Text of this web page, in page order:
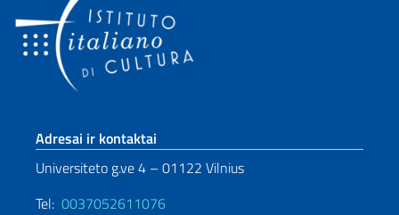
Sezione footer
Adresai ir kontaktai
Universiteto g.ve 4 – 01122 Vilnius
Tel: 0037052611076